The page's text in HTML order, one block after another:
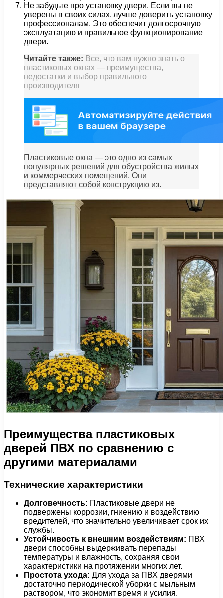
Не забудьте про установку двери. Если вы не
уверены в своих силах, лучше доверить установку
профессионалам. Это обеспечит долгосрочную
эксплуатацию и правильное функционирование
двери.
Читайте также: Все, что вам нужно знать о
пластиковых окнах — преимущества,
недостатки и выбор правильного
производителя
Пластиковые окна — это одно из самых
популярных решений для обустройства жилых
и коммерческих помещений. Они
представляют собой конструкцию из.
Преимущества пластиковых
дверей ПВХ по сравнению с
другими материалами
Технические характеристики
Долговечность: Пластиковые двери не
подвержены коррозии, гниению и воздействию
вредителей, что значительно увеличивает срок их
службы.
Устойчивость к внешним воздействиям: ПВХ
двери способны выдерживать перепады
температуры и влажность, сохраняя свои
характеристики на протяжении многих лет.
Простота ухода: Для ухода за ПВХ дверями
достаточно периодической уборки с мыльным
раствором, что экономит время и усилия.